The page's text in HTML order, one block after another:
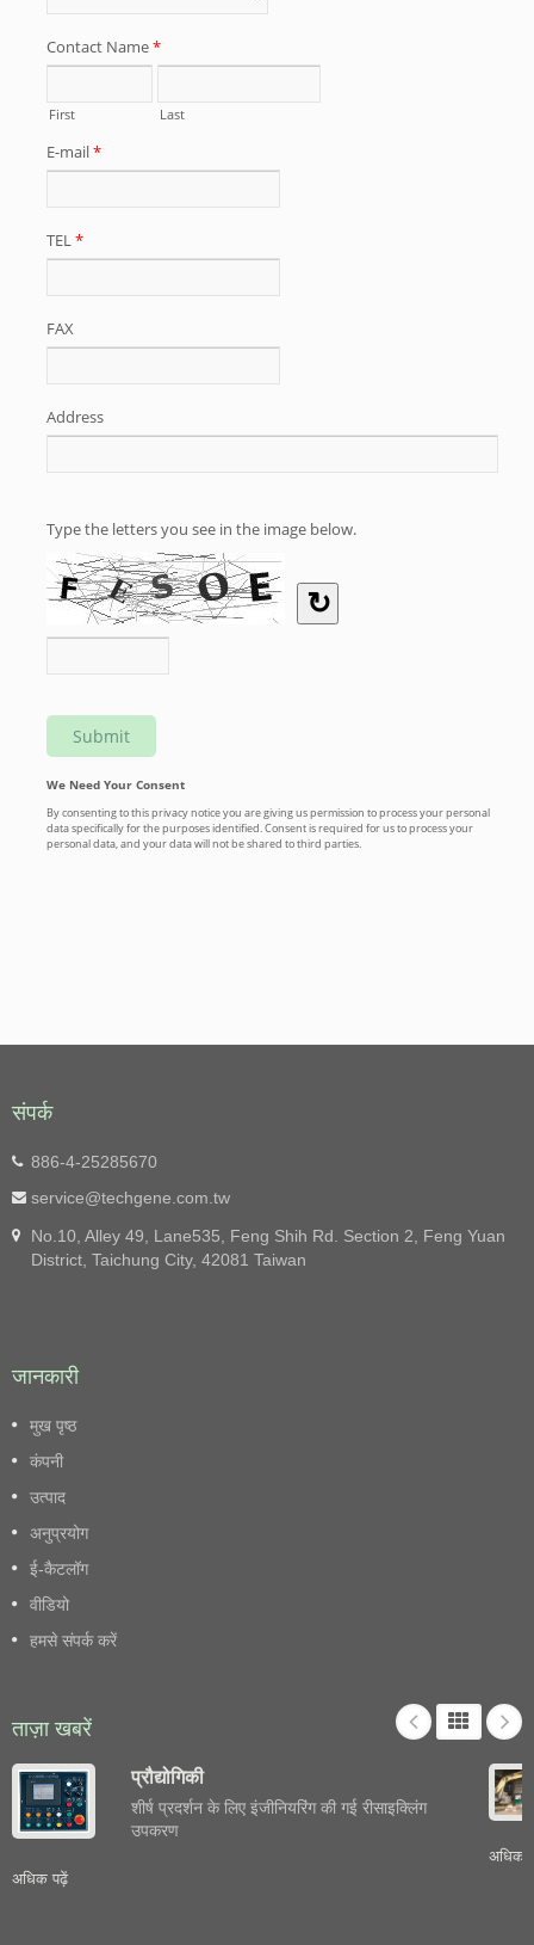
संपर्क
886-4-25285670
service@techgene.com.tw
No.10, Alley 49, Lane535, Feng Shih Rd. Section 2, Feng Yuan
District, Taichung City, 42081 Taiwan
जानकारी
मुख पृष्ठ
कंपनी
उत्पाद
अनुप्रयोग
ई-कैटलॉग
वीडियो
हमसे संपर्क करें
ताज़ा खबरें
प्रौद्योगिकी
शीर्ष प्रदर्शन के लिए इंजीनियरिंग की गई रीसाइक्लिंग
उपकरण
अधिक पढ़ें
अधिक